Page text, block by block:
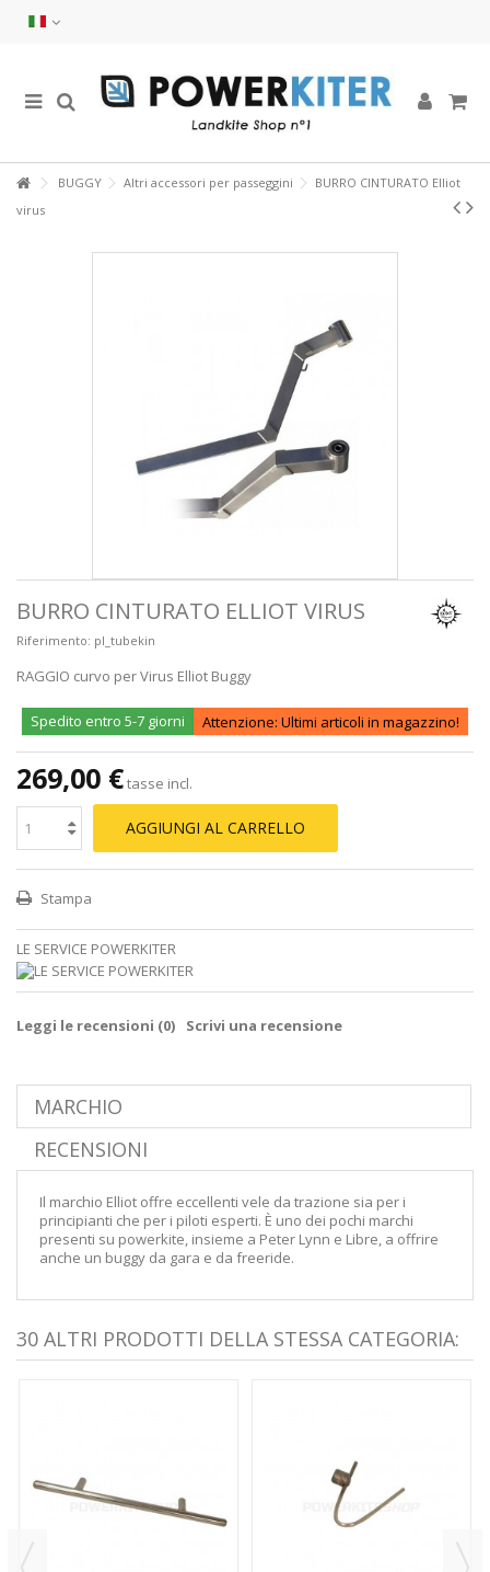
BUGGY Altri accessori per passeggini
BURRO CINTURATO Elliot
virus
BURRO CINTURATO ELLIOT VIRUS
Riferimento: pl_tubekin
RAGGIO curvo per Virus Elliot Buggy
Spedito entro 5-7 giorni Attenzione: Ultimi articoli in magazzino!
269,00 €tasse incl.
AGGIUNGI AL CARRELLO
Stampa
LE SERVICE POWERKITER
Leggi le recensioni (0) Scrivi una recensione
MARCHIO
RECENSIONI
Il marchio Elliot offre eccellenti vele da trazione sia per i
principianti che per i piloti esperti. È uno dei pochi marchi
presenti su powerkite, insieme a Peter Lynn e Libre, a offrire
anche un buggy da gara e da freeride.
30 ALTRI PRODOTTI DELLA STESSA CATEGORIA: